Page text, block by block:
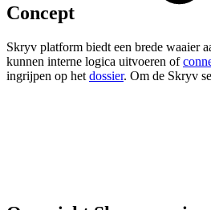
Concept
Skryv platform biedt een brede waaier
kunnen interne logica uitvoeren of
ingrijpen op het dossier. Om de Skryv